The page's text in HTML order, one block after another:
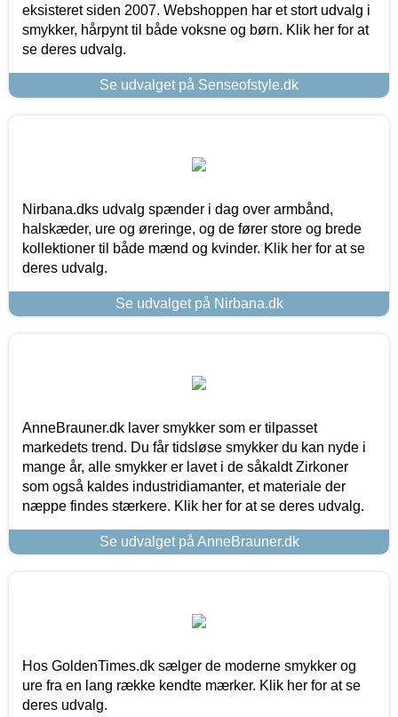
eksisteret siden 2007. Webshoppen har et stort udvalg i
smykker, hårpynt til både voksne og børn. Klik her for at
se deres udvalg.
Se udvalget på Senseofstyle.dk
Nirbana.dks udvalg spænder i dag over armbånd,
halskæder, ure og øreringe, og de fører store og brede
kollektioner til både mænd og kvinder. Klik her for at se
deres udvalg.
Se udvalget på Nirbana.dk
AnneBrauner.dk laver smykker som er tilpasset
markedets trend. Du får tidsløse smykker du kan nyde i
mange år, alle smykker er lavet i de såkaldt Zirkoner
som også kaldes industridiamanter, et materiale der
næppe findes stærkere. Klik her for at se deres udvalg.
Se udvalget på AnneBrauner.dk
Hos GoldenTimes.dk sælger de moderne smykker og
ure fra en lang række kendte mærker. Klik her for at se
deres udvalg.